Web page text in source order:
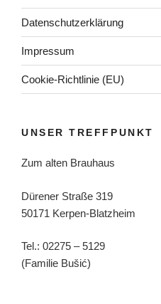
Datenschutzerklärung
Impressum
Cookie-Richtlinie (EU)
UNSER TREFFPUNKT
Zum alten Brauhaus
Dürener Straße 319
50171 Kerpen-Blatzheim
Tel.: 02275 – 5129
(Familie Bušić)